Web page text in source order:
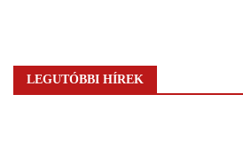
LEGUTÓBBI HÍREK